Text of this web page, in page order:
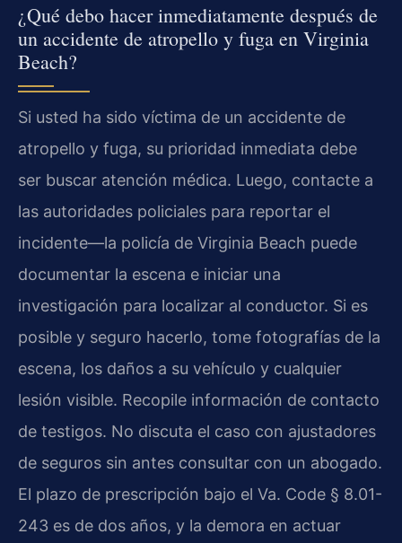
¿Qué debo hacer inmediatamente después de
un accidente de atropello y fuga en Virginia
Beach?
Si usted ha sido víctima de un accidente de
atropello y fuga, su prioridad inmediata debe
ser buscar atención médica. Luego, contacte a
las autoridades policiales para reportar el
incidente—la policía de Virginia Beach puede
documentar la escena e iniciar una
investigación para localizar al conductor. Si es
posible y seguro hacerlo, tome fotografías de la
escena, los daños a su vehículo y cualquier
lesión visible. Recopile información de contacto
de testigos. No discuta el caso con ajustadores
de seguros sin antes consultar con un abogado.
El plazo de prescripción bajo el Va. Code § 8.01-
243 es de dos años, y la demora en actuar